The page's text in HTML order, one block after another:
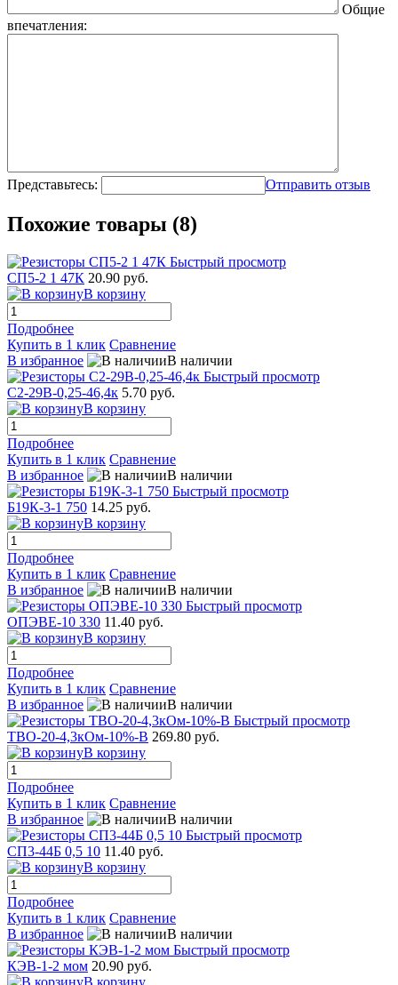
Общие
впечатления:
Представьтесь: Отправить отзыв
Похожие товары (8)
Быстрый просмотр
СП5-2 1 47К 20.90 руб.
В корзину
Подробнее
Купить в 1 клик Сравнение
В избранное
В наличии
Быстрый просмотр
С2-29В-0,25-46,4к 5.70 руб.
В корзину
Подробнее
Купить в 1 клик Сравнение
В избранное
В наличии
Быстрый просмотр
Б19К-3-1 750 14.25 руб.
В корзину
Подробнее
Купить в 1 клик Сравнение
В избранное
В наличии
Быстрый просмотр
ОПЭВЕ-10 330 11.40 руб.
В корзину
Подробнее
Купить в 1 клик Сравнение
В избранное
В наличии
Быстрый просмотр
ТВО-20-4,3кОм-10%-В 269.80 руб.
В корзину
Подробнее
Купить в 1 клик Сравнение
В избранное
В наличии
Быстрый просмотр
СП3-44Б 0,5 10 11.40 руб.
В корзину
Подробнее
Купить в 1 клик Сравнение
В избранное
В наличии
Быстрый просмотр
КЭВ-1-2 мом 20.90 руб.
В корзину